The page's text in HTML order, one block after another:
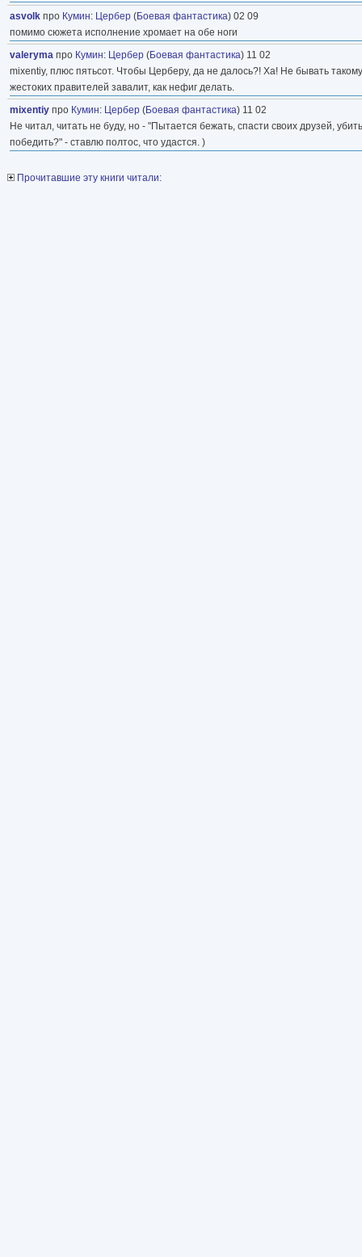
asvolk про Кумин: Цербер (Боевая фантастика) 02 09
помимо сюжета исполнение хромает на обе ноги
valeryma про Кумин: Цербер (Боевая фантастика) 11 02
mixentiy, плюс пятьсот. Чтобы Церберу, да не далось?! Ха! Не бывать
жестоких правителей завалит, как нефиг делать.
mixentiy про Кумин: Цербер (Боевая фантастика) 11 02
Не читал, читать не буду, но - "Пытается бежать, спасти своих друзей,
победить?" - ставлю полтос, что удастся. )
Прочитавшие эту книги читали: